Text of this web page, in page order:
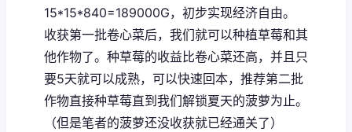
15*15*840=189000G，初步实现经济自由。
收获第一批卷心菜后，我们就可以种植草莓和其
他作物了。种草莓的收益比卷心菜还高，并且只
要5天就可以成熟，可以快速回本，推荐第二批
作物直接种草莓直到我们解锁夏天的菠萝为止。
（但是笔者的菠萝还没收获就已经通关了）